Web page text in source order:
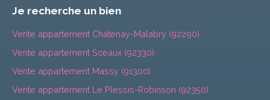
Je recherche un bien
Vente appartement Châtenay-Malabry (92290)
Vente appartement Sceaux (92330)
Vente appartement Massy (91300)
Vente appartement Le Plessis-Robinson (92350)